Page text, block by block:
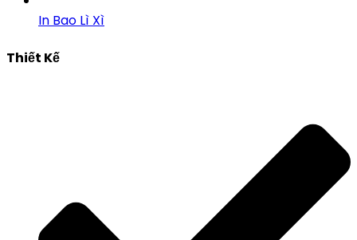
In Bao Lì Xì
Thiết Kế